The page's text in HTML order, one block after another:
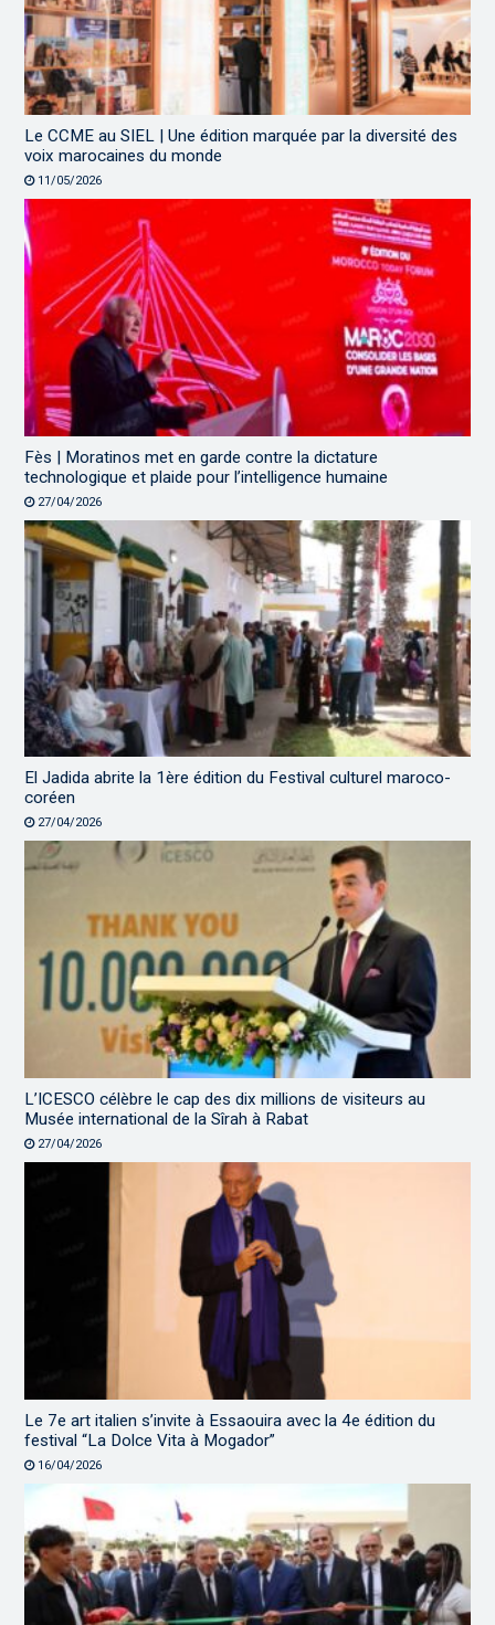
Le CCME au SIEL | Une édition marquée par la diversité des
voix marocaines du monde
11/05/2026
Fès | Moratinos met en garde contre la dictature
technologique et plaide pour l’intelligence humaine
27/04/2026
El Jadida abrite la 1ère édition du Festival culturel maroco-
coréen
27/04/2026
L’ICESCO célèbre le cap des dix millions de visiteurs au
Musée international de la Sîrah à Rabat
27/04/2026
Le 7e art italien s’invite à Essaouira avec la 4e édition du
festival “La Dolce Vita à Mogador”
16/04/2026